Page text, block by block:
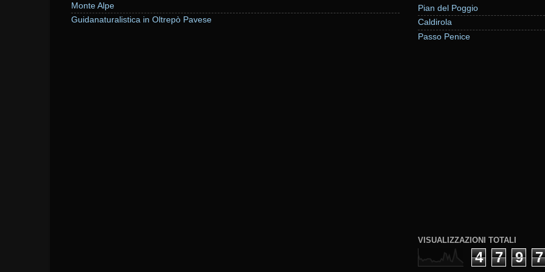
Monte Alpe
Guidanaturalistica in Oltrepò Pavese
Pian del Poggio
Caldirola
Passo Penice
VISUALIZZAZIONI TOTALI
4 7 9 7